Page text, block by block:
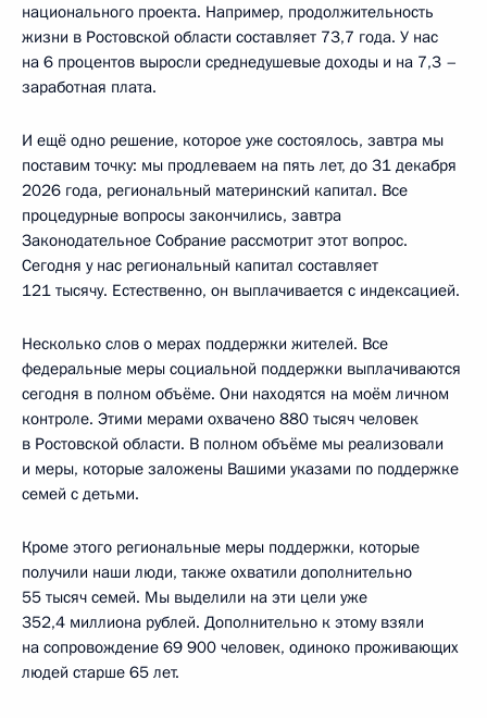
национального проекта. Например, продолжительность
жизни в Ростовской области составляет 73,7 года. У нас
на 6 процентов выросли среднедушевые доходы и на 7,3 –
заработная плата.
И ещё одно решение, которое уже состоялось, завтра мы
поставим точку: мы продлеваем на пять лет, до 31 декабря
2026 года, региональный материнский капитал. Все
процедурные вопросы закончились, завтра
Законодательное Собрание рассмотрит этот вопрос.
Сегодня у нас региональный капитал составляет
121 тысячу. Естественно, он выплачивается с индексацией.
Несколько слов о мерах поддержки жителей. Все
федеральные меры социальной поддержки выплачиваются
сегодня в полном объёме. Они находятся на моём личном
контроле. Этими мерами охвачено 880 тысяч человек
в Ростовской области. В полном объёме мы реализовали
и меры, которые заложены Вашими указами по поддержке
семей с детьми.
Кроме этого региональные меры поддержки, которые
получили наши люди, также охватили дополнительно
55 тысяч семей. Мы выделили на эти цели уже
352,4 миллиона рублей. Дополнительно к этому взяли
на сопровождение 69 900 человек, одиноко проживающих
людей старше 65 лет.